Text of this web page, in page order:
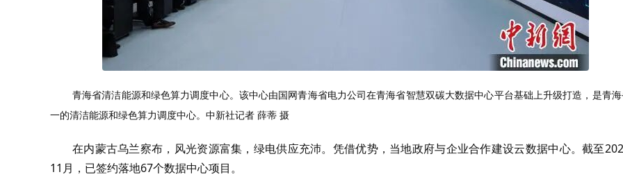
青海省清洁能源和绿色算力调度中心。该中心由国网青海省电力公司在青海省智慧双碳大数据中心平台基础上升级打造，是青
一的清洁能源和绿色算力调度中心。中新社记者 薛蒂 摄
在内蒙古乌兰察布，风光资源富集，绿电供应充沛。凭借优势，当地政府与企业合作建设云数据中心。截至
11月，已签约落地67个数据中心项目。